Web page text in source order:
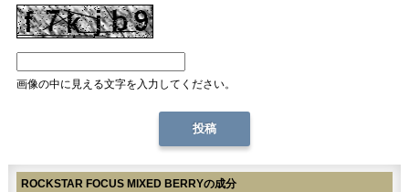
画像の中に見える文字を入力してください。
ROCKSTAR FOCUS MIXED BERRYの成分